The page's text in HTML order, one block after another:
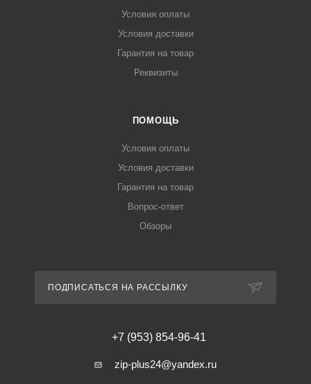
Условия оплаты
Условия доставки
Гарантия на товар
Реквизиты
ПОМОЩЬ
Условия оплаты
Условия доставки
Гарантия на товар
Вопрос-ответ
Обзоры
ПОДПИСАТЬСЯ НА РАССЫЛКУ
+7 (953) 854-96-41
zip-plus24@yandex.ru